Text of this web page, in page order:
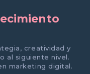
creatividad y
al siguiente nivel.
marketing digital.